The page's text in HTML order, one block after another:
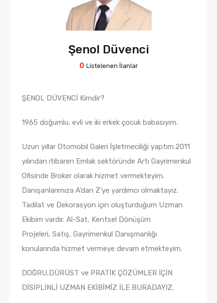
Şenol Düvenci
0 Listelenen İlanlar
ŞENOL DÜVENCİ Kimdir?
1965 doğumlu, evli ve iki erkek çocuk babasıyım.
Uzun yıllar Otomobil Galeri İşletmeciliği yaptım.2011
yılından itibaren Emlak sektöründe Artı Gayrimenkul
Ofisinde Broker olarak hizmet vermekteyim.
Danışanlarımıza A’dan Z’ye yardımcı olmaktayız.
Tadilat ve Dekorasyon için oluşturduğum Uzman
Ekibim vardır. Al-Sat, Kentsel Dönüşüm
Projeleri, Satış, Gayrimenkul Danışmanlığı
konularında hizmet vermeye devam etmekteyim.
DOĞRU,DÜRÜST ve PRATİK ÇÖZÜMLER İÇİN
DİSİPLİNLİ UZMAN EKİBİMİZ İLE BURADAYIZ.